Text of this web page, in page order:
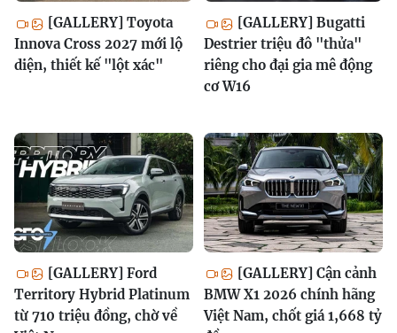
[GALLERY] Toyota
Innova Cross 2027 mới lộ
diện, thiết kế "lột xác"
[GALLERY] Bugatti
Destrier triệu đô "thửa"
riêng cho đại gia mê động
cơ W16
[GALLERY] Ford
Territory Hybrid Platinum
từ 710 triệu đồng, chờ về
[GALLERY] Cận cảnh
BMW X1 2026 chính hãng
Việt Nam, chốt giá 1,668 tỷ